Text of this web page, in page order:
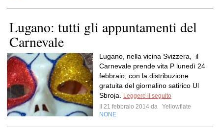
Lugano: tutti gli appuntamenti del
Carnevale
Lugano, nella vicina Svizzera, il
Carnevale prende vita P lunedì 24
febbraio, con la distribuzione
gratuita del giornalino satirico Ul
Sbroja.
Leggere il seguito
Il 21 febbraio 2014 da
Yellowflate
NONE